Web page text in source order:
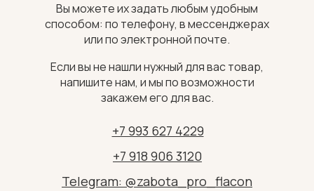
+7 993 627 4229
+7 918 906 3120
Telegram: @zabota_pro_flacon
Вы можете их задать любым удобным
способом: по телефону, в мессенджерах
или по электронной почте.
Если вы не нашли нужный для вас товар,
напишите нам, и мы по возможности
закажем его для вас.